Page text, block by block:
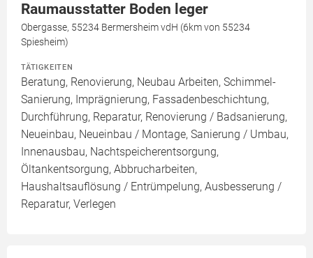
Raumausstatter Boden leger
Obergasse, 55234 Bermersheim vdH (6km von 55234
Spiesheim)
TÄTIGKEITEN
Beratung, Renovierung, Neubau Arbeiten, Schimmel-
Sanierung, Imprägnierung, Fassadenbeschichtung,
Durchführung, Reparatur, Renovierung / Badsanierung,
Neueinbau, Neueinbau / Montage, Sanierung / Umbau,
Innenausbau, Nachtspeicherentsorgung,
Öltankentsorgung, Abbrucharbeiten,
Haushaltsauflösung / Entrümpelung, Ausbesserung /
Reparatur, Verlegen